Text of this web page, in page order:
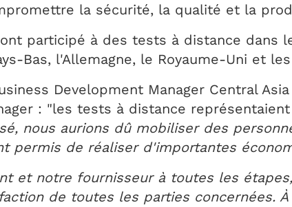
la sécurité, la qualité et la
participé à des tests à distance dans
Bas, l'Allemagne, le Royaume-Uni et
Development Manager Central
: "les tests à distance
nous aurions dû mobiliser des
permis de réaliser d'importantes
et notre fournisseur à toutes les
de toutes les parties concernées.